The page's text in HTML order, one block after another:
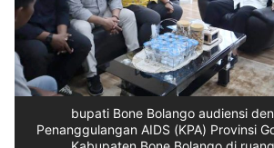
Follow
Kabarbaru
bupati Bone Bolango audiensi
Penanggulangan AIDS (KPA) Provinsi